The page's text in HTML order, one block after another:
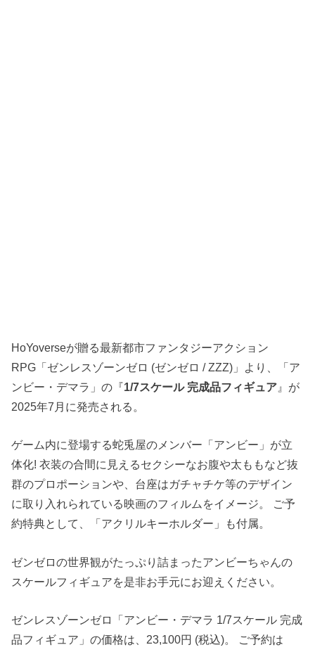
HoYoverseが贈る最新都市ファンタジーアクション
RPG「ゼンレスゾーンゼロ (ゼンゼロ / ZZZ)」より、「ア
ンビー・デマラ」の『1/7スケール 完成品フィギュア 』が
2025年7月に発売される。
ゲーム内に登場する蛇兎屋のメンバー「アンビー」が立
体化! 衣装の合間に見えるセクシーなお腹や太ももなど抜
群のプロポーションや、台座はガチャチケ等のデザイン
に取り入れられている映画のフィルムをイメージ。 ご予
約特典として、「アクリルキーホルダー」も付属。
ゼンゼロの世界観がたっぷり詰まったアンビーちゃんの
スケールフィギュアを是非お手元にお迎えください。
ゼンレスゾーンゼロ「アンビー・デマラ 1/7スケール 完成
品フィギュア」の価格は、23,100円 (税込)。 ご予約は